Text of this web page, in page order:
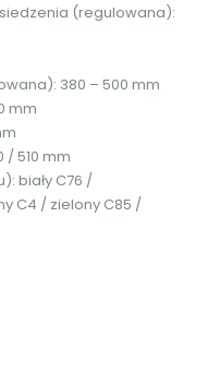
(regulowana):
380 – 500 mm
mm
/ 510 mm
biały C76 /
C4 / zielony C85 /